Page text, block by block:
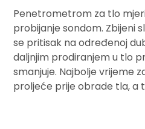
Penetrometrom za tlo
probijanje sondom. Zbijeni
se pritisak na određenoj
daljnjim prodiranjem u tlo
smanjuje. Najbolje vrijeme
proljeće prije obrade tla, a